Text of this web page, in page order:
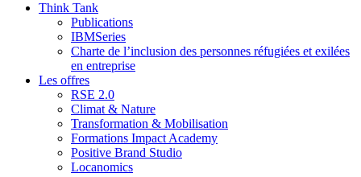
Think Tank
Publications
IBMSeries
Charte de l’inclusion des personnes réfugiées et exilées
en entreprise
Les offres
RSE 2.0
Climat & Nature
Transformation & Mobilisation
Formations Impact Academy
Positive Brand Studio
Locanomics